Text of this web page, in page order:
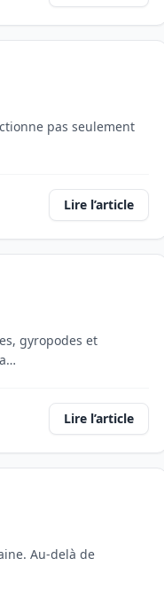
pas seulement
Lire l’article
gyropodes et
Lire l’article
Au-delà de